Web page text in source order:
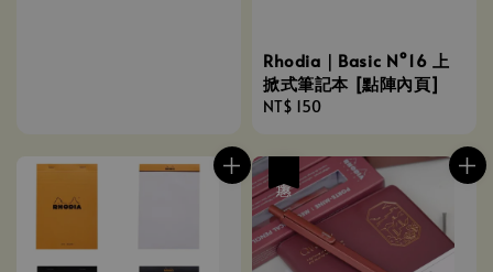
Rhodia｜Basic N°16 上
掀式筆記本 [點陣內頁]
Regular
NT$ 150